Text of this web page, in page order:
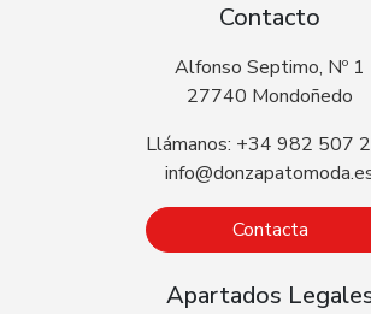
Contacto
Alfonso Septimo, Nº 1
27740 Mondoñedo
Llámanos: +34 982 507
Contacta
Apartados